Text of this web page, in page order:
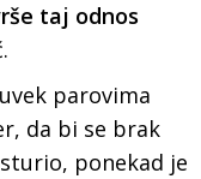
taj odnos
parovima
da bi se brak
ponekad je